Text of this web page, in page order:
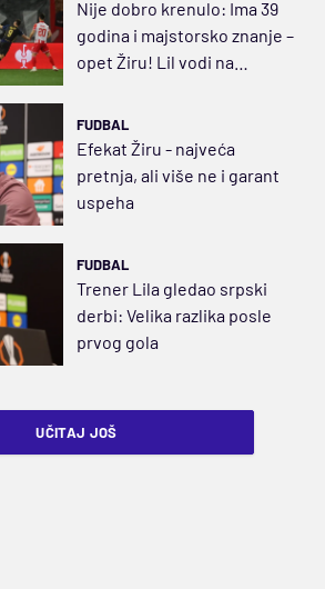
Nije dobro krenulo: Ima 39
godina i majstorsko znanje –
opet Žiru! Lil vodi na
FUDBAL
Efekat Žiru - najveća
pretnja, ali više ne i garant
uspeha
FUDBAL
Trener Lila gledao srpski
derbi: Velika razlika posle
prvog gola
UČITAJ JOŠ